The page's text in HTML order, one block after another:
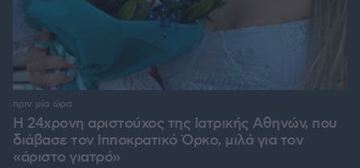
Η 24χρονη αριστούχος της Ιατρικής Αθηνών, που
διάβασε τον Ιπποκρατικό Όρκο, μιλά για τον
«άριστο γιατρό»
πριν μία ώρα